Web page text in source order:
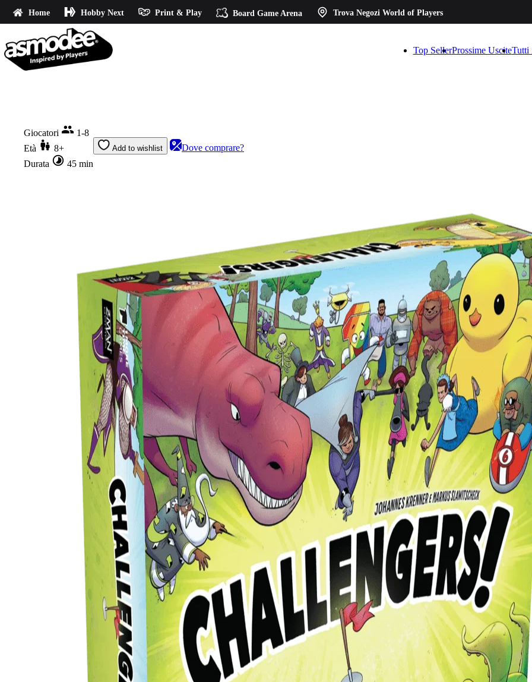
Home Hobby Next Print & Play Board Game Arena Trova Negozi World of Players
Top SellerProssime UsciteTutti
Giocatori
1-8
Età
8+
Durata
45 min
Add to wishlist Dove comprare?